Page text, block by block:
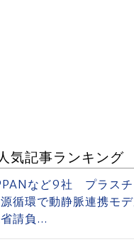
気記事ランキング
など9社 プラスチ
循環で動静脈連携モ
請負...